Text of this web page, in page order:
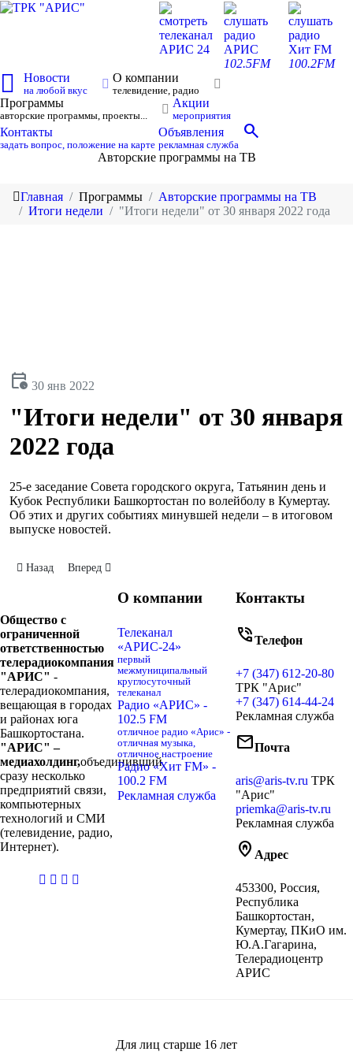
смотреть
телеканал
АРИС 24
слушать
радио
АРИС
102.5FM
слушать
радио
Хит FM
100.2FM
Новости
на любой вкус
О компании
телевидение, радио
Программы
авторские программы, проекты...
Акции
мероприятия
Контакты
задать вопрос, положение на карте
Объявления
рекламная служба
search
Авторские программы на ТВ
Главная Программы
Авторские программы на ТВ
Итоги недели
"Итоги недели" от 30 января 2022 года
calendar_clock 30 янв 2022
"Итоги недели" от 30 января
2022 года
25-е заседание Совета городского округа, Татьянин день и
Кубок Республики Башкортостан по волейболу в Кумертау.
Об этих и других событиях минувшей недели – в итоговом
выпуске новостей.
Предыдущий: "Итоги недели" от 6 февраля 2022 года
Назад Следующий: "Итоги недели" от 23 января 2022 года
Вперед
Общество с
ограниченной
ответственностью
телерадиокомпания
"АРИС" -
телерадиокомпания,
вещающая в городах
и районах юга
Башкортостана.
"АРИС" –
медиахолдинг,объединивший
сразу несколько
предприятий связи,
компьютерных
технологий и СМИ
(телевидение, радио,
Интернет).
casibom
О компании
Телеканал
«АРИС-24»
первый
межмуниципальный
круглосуточный
телеканал
Радио «АРИС» -
102.5 FM
отличное радио «Арис» -
отличная музыка,
отличное настроение
Радио «Хит FM» -
100.2 FM
Рекламная служба
Контакты
phone_in_talkТелефон
+7 (347) 612-20-80
ТРК "Арис"
+7 (347) 614-44-24
Рекламная служба
mailПочта
aris@aris-tv.ru ТРК
"Арис"
priemka@aris-tv.ru
Рекламная служба
home_pin Адрес
453300, Россия,
Республика
Башкортостан,
Кумертау, ПКиО им.
Ю.А.Гагарина,
Телерадиоцентр
АРИС
Для лиц старше 16 лет